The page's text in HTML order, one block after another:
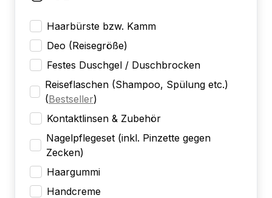
Haarbürste bzw. Kamm
Deo (Reisegröße)
Festes Duschgel / Duschbrocken
Reiseflaschen (Shampoo, Spülung etc.)
(Bestseller)
Kontaktlinsen & Zubehör
Nagelpflegeset (inkl. Pinzette gegen
Zecken)
Haargummi
Handcreme